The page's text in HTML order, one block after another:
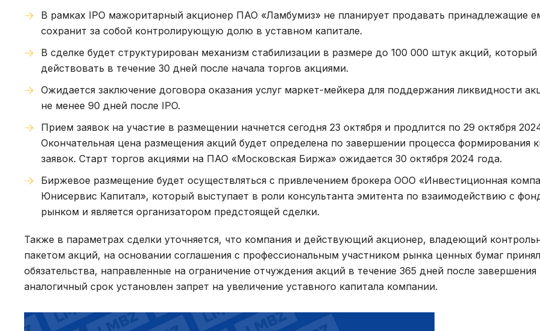
В рамках IPO мажоритарный акционер ПАО «Ламбумиз» не планирует продавать принадлежащие
сохранит за собой контролирующую долю в уставном капитале.
В сделке будет структурирован механизм стабилизации в размере до 100 000 штук акций, который
действовать в течение 30 дней после начала торгов акциями.
Ожидается заключение договора оказания услуг маркет-мейкера для поддержания ликвидности
не менее 90 дней после IPO.
Прием заявок на участие в размещении начнется сегодня 23 октября и продлится по 29 октября
Окончательная цена размещения акций будет определена по завершении процесса формирования
заявок. Старт торгов акциями на ПАО «Московская Биржа» ожидается 30 октября 2024 года.
Биржевое размещение будет осуществляться с привлечением брокера ООО «Инвестиционная
Юнисервис Капитал», который выступает в роли консультанта эмитента по взаимодействию с
рынком и является организатором предстоящей сделки.
Также в параметрах сделки уточняется, что компания и действующий акционер, владеющий
пакетом акций, на основании соглашения с профессиональным участником рынка ценных бумаг
обязательства, направленные на ограничение отчуждения акций в течение 365 дней после завершения
аналогичный срок установлен запрет на увеличение уставного капитала компании.